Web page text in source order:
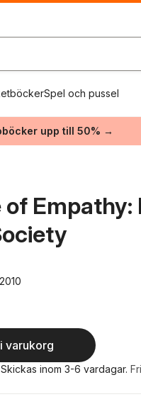
Spel och pussel
upp till 50% →
of
varukorg
Skickas inom 3-6 vardagar.